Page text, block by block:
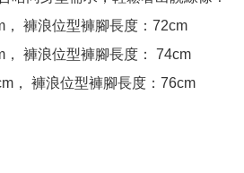
， 褲浪位型褲腳長度：72cm
， 褲浪位型褲腳長度： 74cm
， 褲浪位型褲腳長度：76cm